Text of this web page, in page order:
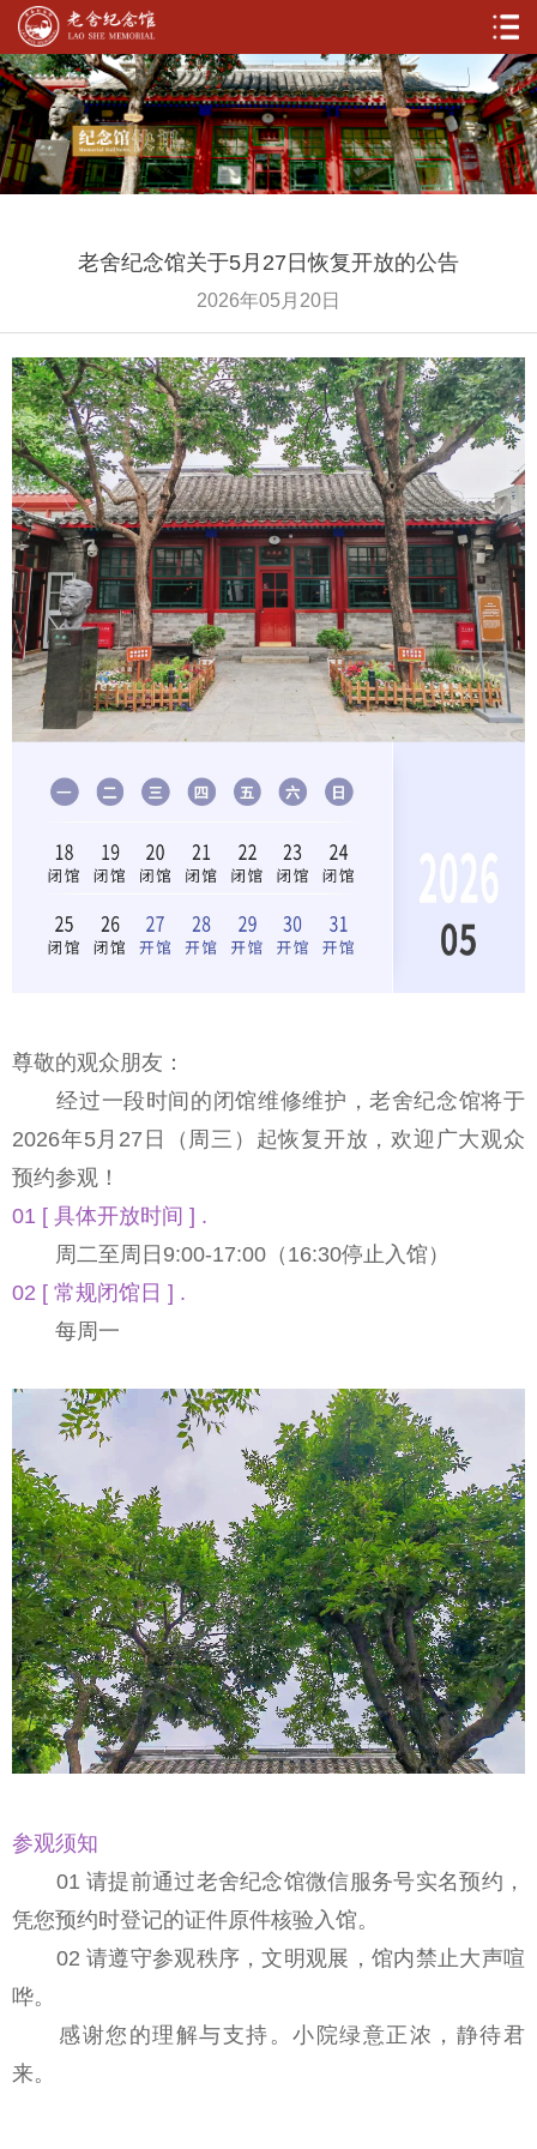
老舍纪念馆关于5月27日恢复开放的公告
2026年05月20日
尊敬的观众朋友：
经过一段时间的闭馆维修维护，老舍纪念馆将于
2026年5月27日（周三）起恢复开放，欢迎广大观众
预约参观！
01 [ 具体开放时间 ] .
周二至周日9:00-17:00（16:30停止入馆）
02 [ 常规闭馆日 ] .
每周一
参观须知
01 请提前通过老舍纪念馆微信服务号实名预约，
凭您预约时登记的证件原件核验入馆。
02 请遵守参观秩序，文明观展，馆内禁止大声喧
哗。
感谢您的理解与支持。小院绿意正浓，静待君
来。